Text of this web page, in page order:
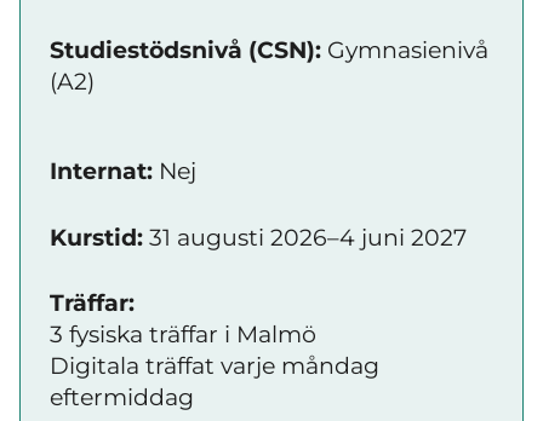
Studiestödsnivå (CSN): Gymnasienivå
(A2)
Internat: Nej
Kurstid: 31 augusti 2026–4 juni 2027
Träffar:
3 fysiska träffar i Malmö
Digitala träffat varje måndag
eftermiddag